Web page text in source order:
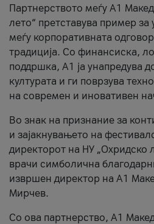
Партнерството меѓу A1
лето“ претставува пример за
меѓу корпоративната
традиција. Со финансиска,
поддршка, A1 ја унапредува
културата и ги поврзува
на современ и иновативен
Во знак на признание за
и зајакнувањето на
директорот на НУ „Охридско
врачи симболична
извршен директор на A1
Мирчев.
Со ова партнерство, A1